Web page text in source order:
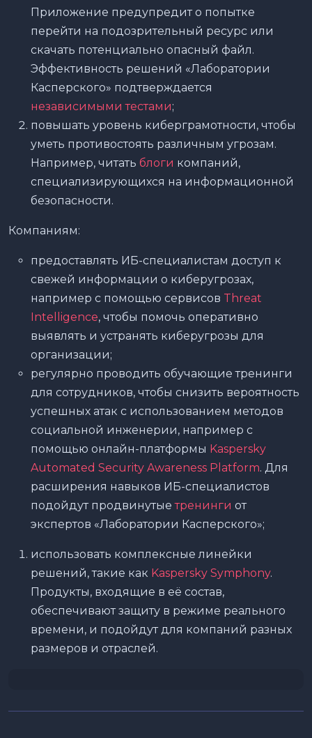
Приложение предупредит о попытке
перейти на подозрительный ресурс или
скачать потенциально опасный файл.
Эффективность решений «Лаборатории
Касперского» подтверждается
независимыми тестами;
повышать уровень киберграмотности, чтобы
уметь противостоять различным угрозам.
Например, читать блоги компаний,
специализирующихся на информационной
безопасности.
Компаниям:
предоставлять ИБ-специалистам доступ к
свежей информации о киберугрозах,
например с помощью сервисов Threat
Intelligence, чтобы помочь оперативно
выявлять и устранять киберугрозы для
организации;
регулярно проводить обучающие тренинги
для сотрудников, чтобы снизить вероятность
успешных атак с использованием методов
социальной инженерии, например с
помощью онлайн-платформы Kaspersky
Automated Security Awareness Platform. Для
расширения навыков ИБ-специалистов
подойдут продвинутыетренинги от
экспертов «Лаборатории Касперского»;
использовать комплексные линейки
решений, такие как Kaspersky Symphony.
Продукты, входящие в её состав,
обеспечивают защиту в режиме реального
времени, и подойдут для компаний разных
размеров и отраслей.